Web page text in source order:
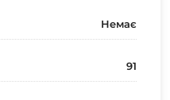
Немає
91